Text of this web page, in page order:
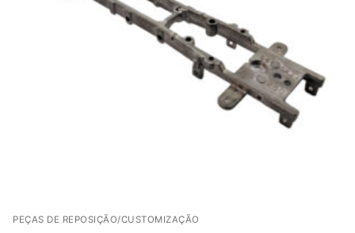
PEÇAS DE REPOSIÇÃO/CUSTOMIZAÇÃO